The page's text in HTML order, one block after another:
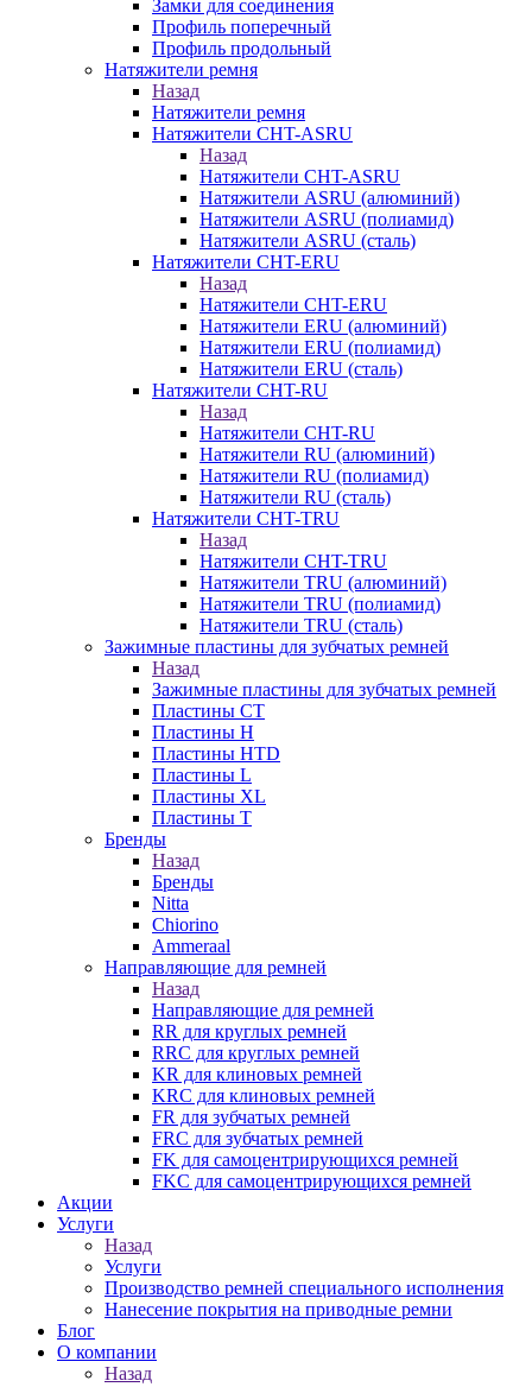
Замки для соединения
Профиль поперечный
Профиль продольный
Натяжители ремня
Назад
Натяжители ремня
Натяжители CHT-ASRU
Назад
Натяжители CHT-ASRU
Натяжители ASRU (алюминий)
Натяжители ASRU (полиамид)
Натяжители ASRU (сталь)
Натяжители CHT-ERU
Назад
Натяжители CHT-ERU
Натяжители ERU (алюминий)
Натяжители ERU (полиамид)
Натяжители ERU (сталь)
Натяжители CHT-RU
Назад
Натяжители CHT-RU
Натяжители RU (алюминий)
Натяжители RU (полиамид)
Натяжители RU (сталь)
Натяжители CHT-TRU
Назад
Натяжители CHT-TRU
Натяжители TRU (алюминий)
Натяжители TRU (полиамид)
Натяжители TRU (сталь)
Зажимные пластины для зубчатых ремней
Назад
Зажимные пластины для зубчатых ремней
Пластины CT
Пластины H
Пластины HTD
Пластины L
Пластины XL
Пластины T
Бренды
Назад
Бренды
Nitta
Chiorino
Ammeraal
Направляющие для ремней
Назад
Направляющие для ремней
RR для круглых ремней
RRC для круглых ремней
KR для клиновых ремней
KRC для клиновых ремней
FR для зубчатых ремней
FRC для зубчатых ремней
FK для самоцентрирующихся ремней
FKC для самоцентрирующихся ремней
Акции
Услуги
Назад
Услуги
Производство ремней специального исполнения
Нанесение покрытия на приводные ремни
Блог
О компании
Назад